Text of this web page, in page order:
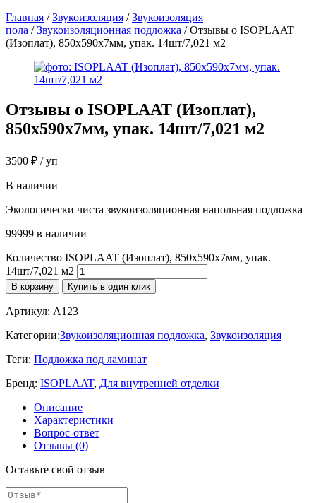
Главная /Звукоизоляция /Звукоизоляция
пола /Звукоизоляционная подложка / Отзывы о ISOPLAAT
(Изоплат), 850х590х7мм, упак. 14шт/7,021 м2
Отзывы о ISOPLAAT (Изоплат),
850х590х7мм, упак. 14шт/7,021 м2
3500 ₽ / уп
В наличии
Экологически чиста звукоизоляционная напольная подложка
99999 в наличии
Количество ISOPLAAT (Изоплат), 850х590х7мм, упак.
14шт/7,021 м2
В корзину Купить в один клик
Артикул: A123
Категории:Звукоизоляционная подложка, Звукоизоляция
Теги: Подложка под ламинат
Бренд: ISOPLAAT, Для внутренней отделки
Описание
Характеристики
Вопрос-ответ
Отзывы (0)
Оставьте свой отзыв